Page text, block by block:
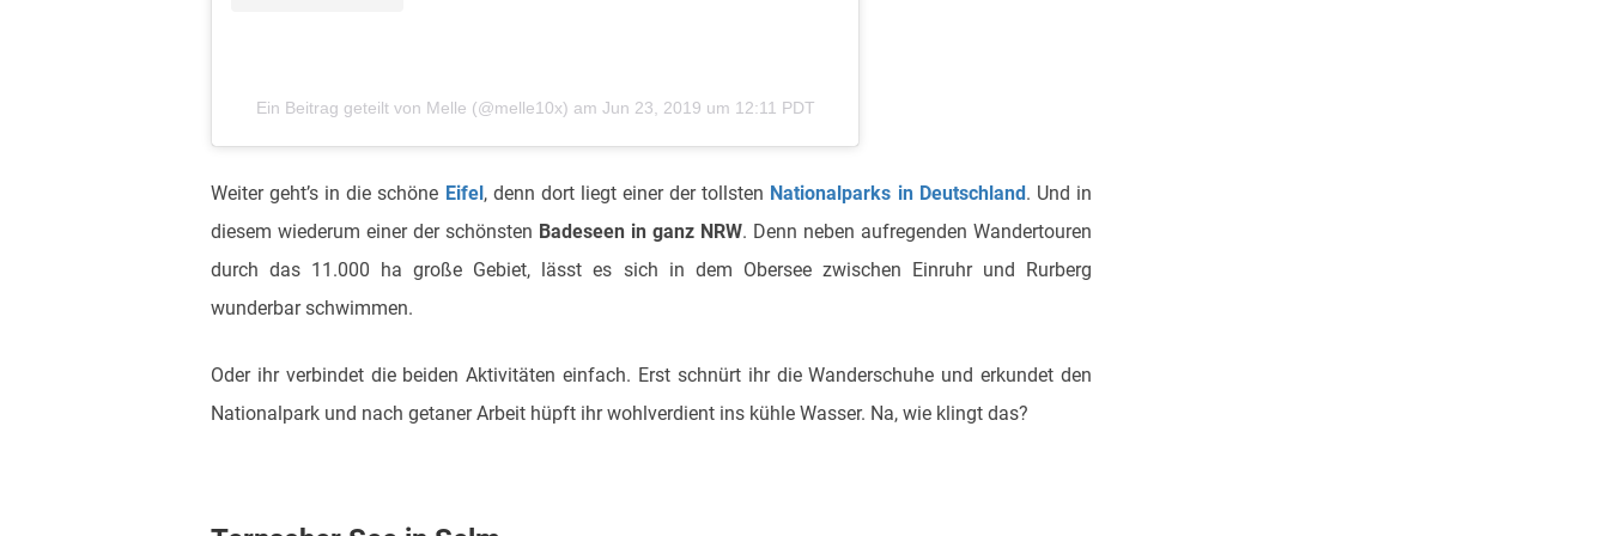
Ein Beitrag geteilt von Melle (@melle10x) am Jun 23, 2019 um 12:11 PDT
Weiter geht’s in die schöne Eifel, denn dort liegt einer der tollsten Nationalparks in Deutschland. Und in
diesem wiederum einer der schönsten Badeseen in ganz NRW. Denn neben aufregenden Wandertouren
durch das 11.000 ha große Gebiet, lässt es sich in dem Obersee zwischen Einruhr und Rurberg
wunderbar schwimmen.
Oder ihr verbindet die beiden Aktivitäten einfach. Erst schnürt ihr die Wanderschuhe und erkundet den
Nationalpark und nach getaner Arbeit hüpft ihr wohlverdient ins kühle Wasser. Na, wie klingt das?